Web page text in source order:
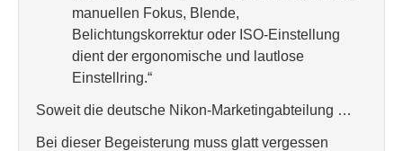
manuellen Fokus, Blende,
Belichtungskorrektur oder ISO-Einstellung
dient der ergonomische und lautlose
Einstellring.“
Soweit die deutsche Nikon-Marketingabteilung …
Bei dieser Begeisterung muss glatt vergessen